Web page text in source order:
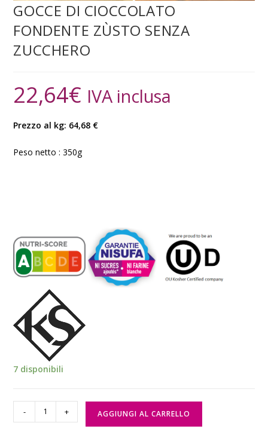
GOCCE DI CIOCCOLATO
FONDENTE ZÙSTO SENZA
ZUCCHERO
22,64€ IVA inclusa
Prezzo al kg: 64,68 €
Peso netto : 350g
7 disponibili
- + AGGIUNGI AL CARRELLO